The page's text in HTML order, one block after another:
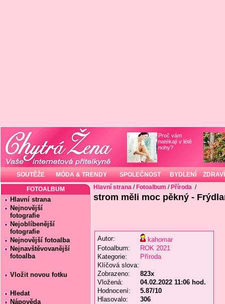
Proč vám
natékají v létě
nohy?
SOUTĚŽE MÓDA & TRENDY SPOLEČNOST BYDLENÍ ZDRAVÍ
FOTOALBUM
Hlavní strana
Nejnovější
fotografie
Nejoblíbenější
fotografie
Nejnovější fotoalba
Nejnavštěvovanější
fotoalba
Vložit novou fotku
Hledat
Nápověda
Hlavní strana / Fotoalbum / Příroda /
strom měli moc pěkný -
Autor:
kahomar
Fotoalbum:
ROK 2021
Kategorie:
Příroda
Klíčová slova:
Zobrazeno:
823x
Vložená:
04.02.2022 11:06 hod.
Hodnocení:
5.87/10
Hlasovalo:
306